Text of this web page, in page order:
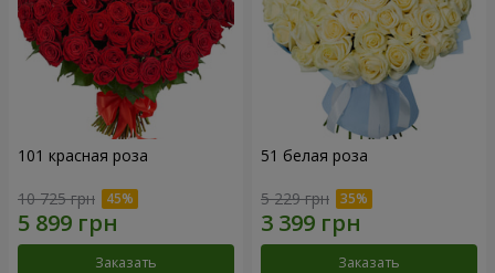
101 красная роза
10 725 грн
Заказать
51 белая роза
5 229 грн
Заказать